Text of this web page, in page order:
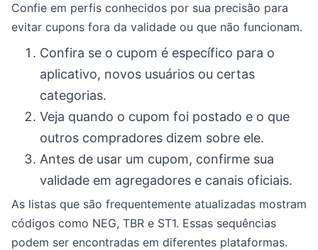
Confie em perfis conhecidos por sua precisão para
evitar cupons fora da validade ou que não funcionam.
Confira se o cupom é específico para o
aplicativo, novos usuários ou certas
categorias.
Veja quando o cupom foi postado e o que
outros compradores dizem sobre ele.
Antes de usar um cupom, confirme sua
validade em agregadores e canais oficiais.
As listas que são frequentemente atualizadas mostram
códigos como NEG, TBR e ST1. Essas sequências
podem ser encontradas em diferentes plataformas.